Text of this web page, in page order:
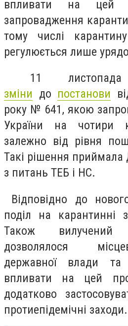
впливати на цей
запровадження
тому числі
регулюється лише
11
зміни до постанови
року № 641, якою
України на чотири
залежно від рівня
Такі рішення приймала
з питань ТЕБ і НС.
Відповідно до
поділ на карантинні
Також
дозволялося
державної влади та
впливати на цей
додатково
протиепідемічні заходи.